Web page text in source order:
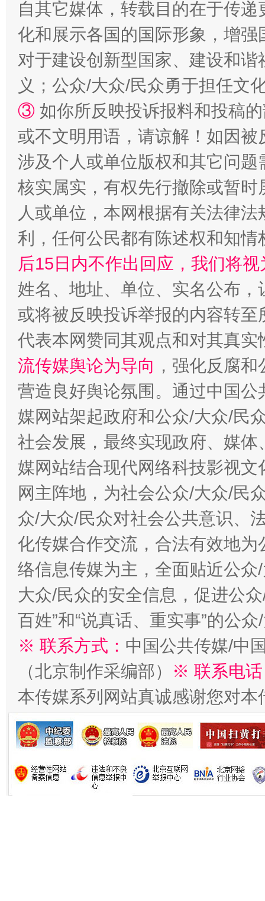
自其它媒体，转载目的在于传
化和展示各国的国际形象，增
对于建设创新型国家、建设和
义；公众/大众/民众勇于担任文
③ 如你所反映投诉报料和投稿
或不文明用语，请谅解！如因
涉及个人或单位版权和其它问题
核实属实，有权先行撤除或暂
人或单位，本网根据有关法律
利，任何公民都有陈述权和知情
后15日内不作出回应，我们将
姓名、地址、单位、实名公布
或将被反映投诉举报的内容转
代表本网赞同其观点和对其真实
流传媒舆论为导向 ，强化反腐
营造良好舆论氛围。通过中国
媒网站架起政府和公众/大众/民
社会发展，最终实现政府、媒
媒网站结合现代网络科技影视
网主阵地，为社会公众/大众/民
众/大众/民众对社会公共意识、
化传媒合作交流，合法有效地
络信息传媒为主，全面贴近公
大众/民众的安全信息，促进公
百姓”和“说真话、重实事”的公
※ 联系方式： 中国公共传媒/中
（北京制作采编部）
※ 联系电
本传媒系列网站真诚感谢您对